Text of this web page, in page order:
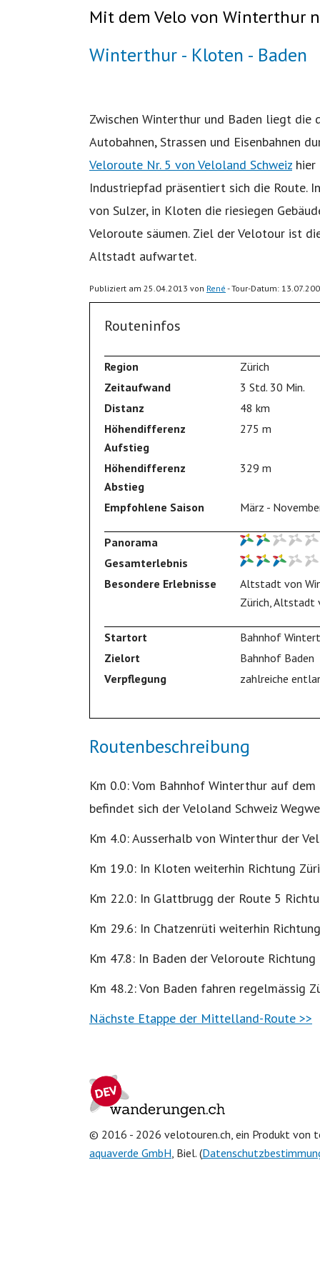
Mit dem Velo von Winterthur
Winterthur - Kloten - Baden
Zwischen Winterthur und Baden liegt
Autobahnen, Strassen und Eisenbahnen
Veloroute Nr. 5 von Veloland Schweiz hier
Industriepfad präsentiert sich die Route.
von Sulzer, in Kloten die riesiegen
Veloroute säumen. Ziel der Velotour ist
Altstadt aufwartet.
Publiziert am 25.04.2013 von René - Tour-Datum:
Routeninfos
Region
Zürich
Zeitaufwand
3 Std. 30 Min.
Distanz
48 km
Höhendifferenz
Aufstieg
275 m
Höhendifferenz
Abstieg
329 m
Empfohlene Saison März -
Panorama
Gesamterlebnis
Besondere Erlebnisse
Altstadt von
Zürich, Altstadt
Startort
Bahnhof
Zielort
Bahnhof Baden
Verpflegung
zahlreiche
Routenbeschreibung
Km 0.0: Vom Bahnhof Winterthur auf
befindet sich der Veloland Schweiz
Km 4.0: Ausserhalb von Winterthur der
Km 19.0: In Kloten weiterhin Richtung
Km 22.0: In Glattbrugg der Route 5
Km 29.6: In Chatzenrüti weiterhin
Km 47.8: In Baden der Veloroute
Km 48.2: Von Baden fahren regelmässig
Nächste Etappe der Mittelland-Route >>
© 2016 - 2026 velotouren.ch, ein Produkt von
aquaverde GmbH, Biel. (